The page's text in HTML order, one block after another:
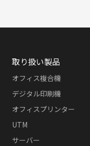
取り扱い製品
オフィス複合機
デジタル印刷機
オフィスプリンター
UTM
サーバー